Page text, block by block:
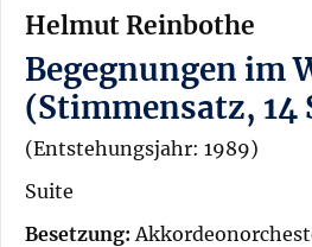
Helmut Reinbothe
Begegnungen im
(Stimmensatz, 14
(Entstehungsjahr: 1989)
Suite
Besetzung: